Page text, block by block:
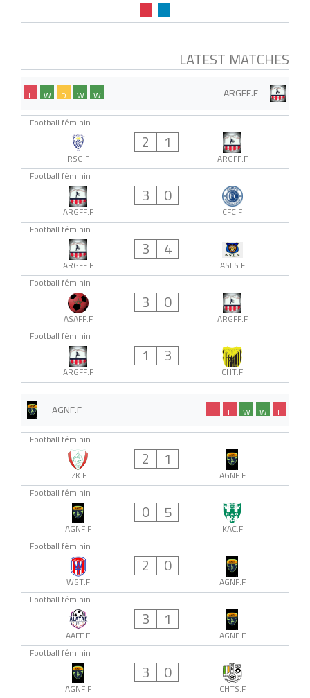
LATEST MATCHES
ARGFF.F
W
W
D
W
L
Football féminin
RSG.F
2 1
ARGFF.F
Football féminin
ARGFF.F
3 0
CFC.F
Football féminin
ARGFF.F
3 4
ASLS.F
Football féminin
ASAFF.F
3 0
ARGFF.F
Football féminin
ARGFF.F
1 3
CHT.F
AGNF.F L
W
W
L
L
Football féminin
IZK.F
2 1
AGNF.F
Football féminin
AGNF.F
0 5
KAC.F
Football féminin
WST.F
2 0
AGNF.F
Football féminin
AAFF.F
3 1
AGNF.F
Football féminin
AGNF.F
3 0
CHTS.F